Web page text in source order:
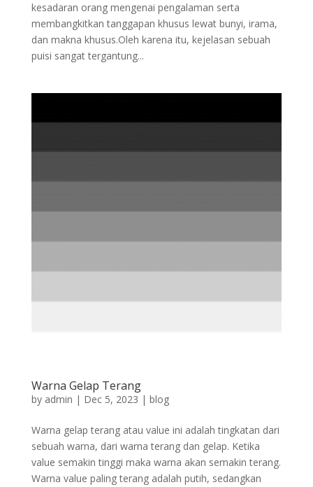
kesadaran orang mengenai pengalaman serta
membangkitkan tanggapan khusus lewat bunyi, irama,
dan makna khusus.Oleh karena itu, kejelasan sebuah
puisi sangat tergantung...
Warna Gelap Terang
by admin | Dec 5, 2023 | blog
Warna gelap terang atau value ini adalah tingkatan dari
sebuah warna, dari warna terang dan gelap. Ketika
value semakin tinggi maka warna akan semakin terang.
Warna value paling terang adalah putih, sedangkan